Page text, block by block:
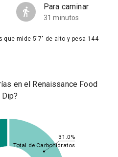
Para caminar
31 minutos
que mide 5'7" de alto y pesa 144
en el Renaissance Food
31.0%
Total de Carbohidratos